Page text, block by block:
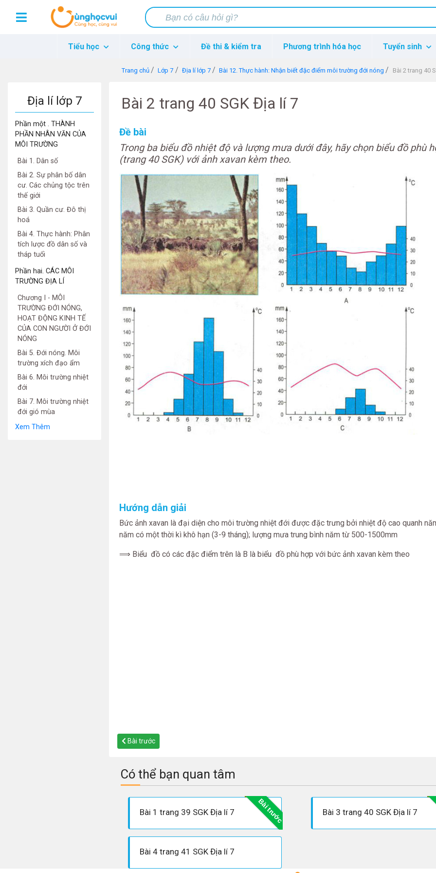
Tiểu học Công thức Đề thi & kiểm tra Phương trình hóa học Tuyển sinh
Trang chủ Lớp 7 Địa lí lớp 7 Bài 12. Thực hành: Nhận biết đặc điểm môi trường đới nóng Bài 2 trang 40
Địa lí lớp 7
Phần một . THÀNH
PHẦN NHÂN VĂN CỦA
MÔI TRƯỜNG
Bài 1. Dân số
Bài 2. Sự phân bố dân
cư. Các chủng tộc trên
thế giới
Bài 3. Quần cư. Đô thị
hoá
Bài 4. Thực hành: Phân
tích lược đồ dân số và
tháp tuổi
Phần hai. CÁC MÔI
TRƯỜNG ĐỊA LÍ
Chương I - MÔI
TRƯỜNG ĐỚI NÓNG,
HOẠT ĐỘNG KINH TẾ
CỦA CON NGƯỜI Ở ĐỚI
NÓNG
Bài 5. Đới nóng. Môi
trường xích đạo ẩm
Bài 6. Môi trường nhiệt
đới
Bài 7. Môi trường nhiệt
đới gió mùa
Xem Thêm
Bài 2 trang 40 SGK Địa lí 7
Đề bài
Trong ba biểu đồ nhiệt độ và lượng mưa dưới đây, hãy chọn biểu đồ phù
(trang 40 SGK) với ảnh xavan kèm theo.
Hướng dẫn giải
Bức ảnh xavan là đại diện cho môi trường nhiệt đới được đặc trưng bởi nhiệt độ cao quanh
năm có một thời kì khô hạn (3-9 tháng); lượng mưa trung bình năm từ 500-1500mm
⟹ Biểu đồ có các đặc điểm trên là B là biểu đồ phù hợp với bức ảnh xavan kèm theo
Bài trước
Có thể bạn quan tâm
Bài trước
Bài 1 trang 39 SGK Địa lí 7 Bài 3 trang 40 SGK Địa lí 7
Bài 4 trang 41 SGK Địa lí 7